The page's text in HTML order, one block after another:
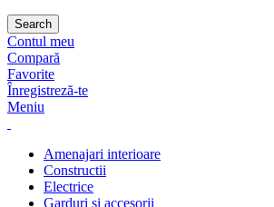
Search
Contul meu
Compară
Favorite
Înregistreză-te
Meniu
Amenajari interioare
Constructii
Electrice
Garduri si accesorii